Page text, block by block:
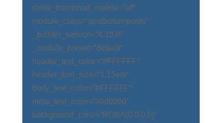
show_thumbnail_mobile=“off“
module_class=“postbottomposts“
_builder_version=“4.10.8″
_module_preset=“default“
header_text_color=“#FFFFFF“
header_font_size=“1.15em“
body_text_color=“#FFFFFF“
meta_text_color=“#000000″
background_color=“RGBA(0,0,0,0)“